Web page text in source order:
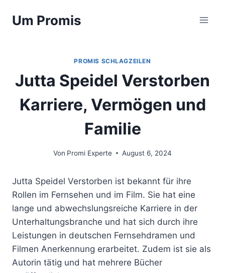
InhaltUm Promis
PROMIS SCHLAGZEILEN
Jutta Speidel Verstorben
Karriere, Vermögen und
Familie
Von Promi Experte August 6, 2024
Jutta Speidel Verstorben ist bekannt für ihre
Rollen im Fernsehen und im Film. Sie hat eine
lange und abwechslungsreiche Karriere in der
Unterhaltungsbranche und hat sich durch ihre
Leistungen in deutschen Fernsehdramen und
Filmen Anerkennung erarbeitet. Zudem ist sie als
Autorin tätig und hat mehrere Bücher